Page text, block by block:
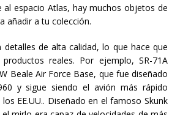
al espacio Atlas, hay muchos objetos de
añadir a tu colección.
detalles de alta calidad, lo que hace que
reales. Por ejemplo, SR-71A
Beale Air Force Base, que fue diseñado
y sigue siendo el avión más rápido
EE.UU.. Diseñado en el famoso Skunk